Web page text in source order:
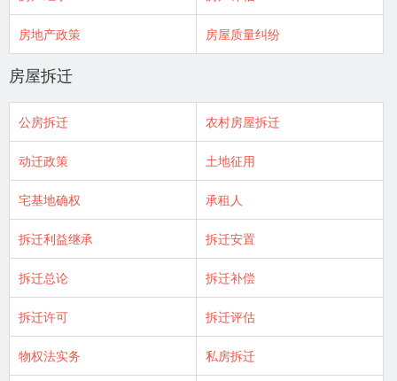
房地产政策 房屋质量纠纷
房屋拆迁
公房拆迁 农村房屋拆迁
动迁政策 土地征用
宅基地确权 承租人
拆迁利益继承 拆迁安置
拆迁总论 拆迁补偿
拆迁许可 拆迁评估
物权法实务 私房拆迁